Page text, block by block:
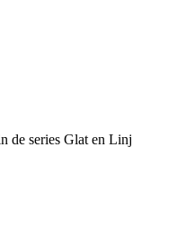
de series Glat en Linj